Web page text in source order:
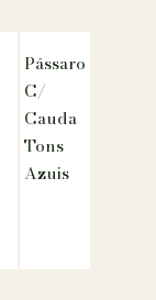
Pássaro
C/
Cauda
Tons
Azuis